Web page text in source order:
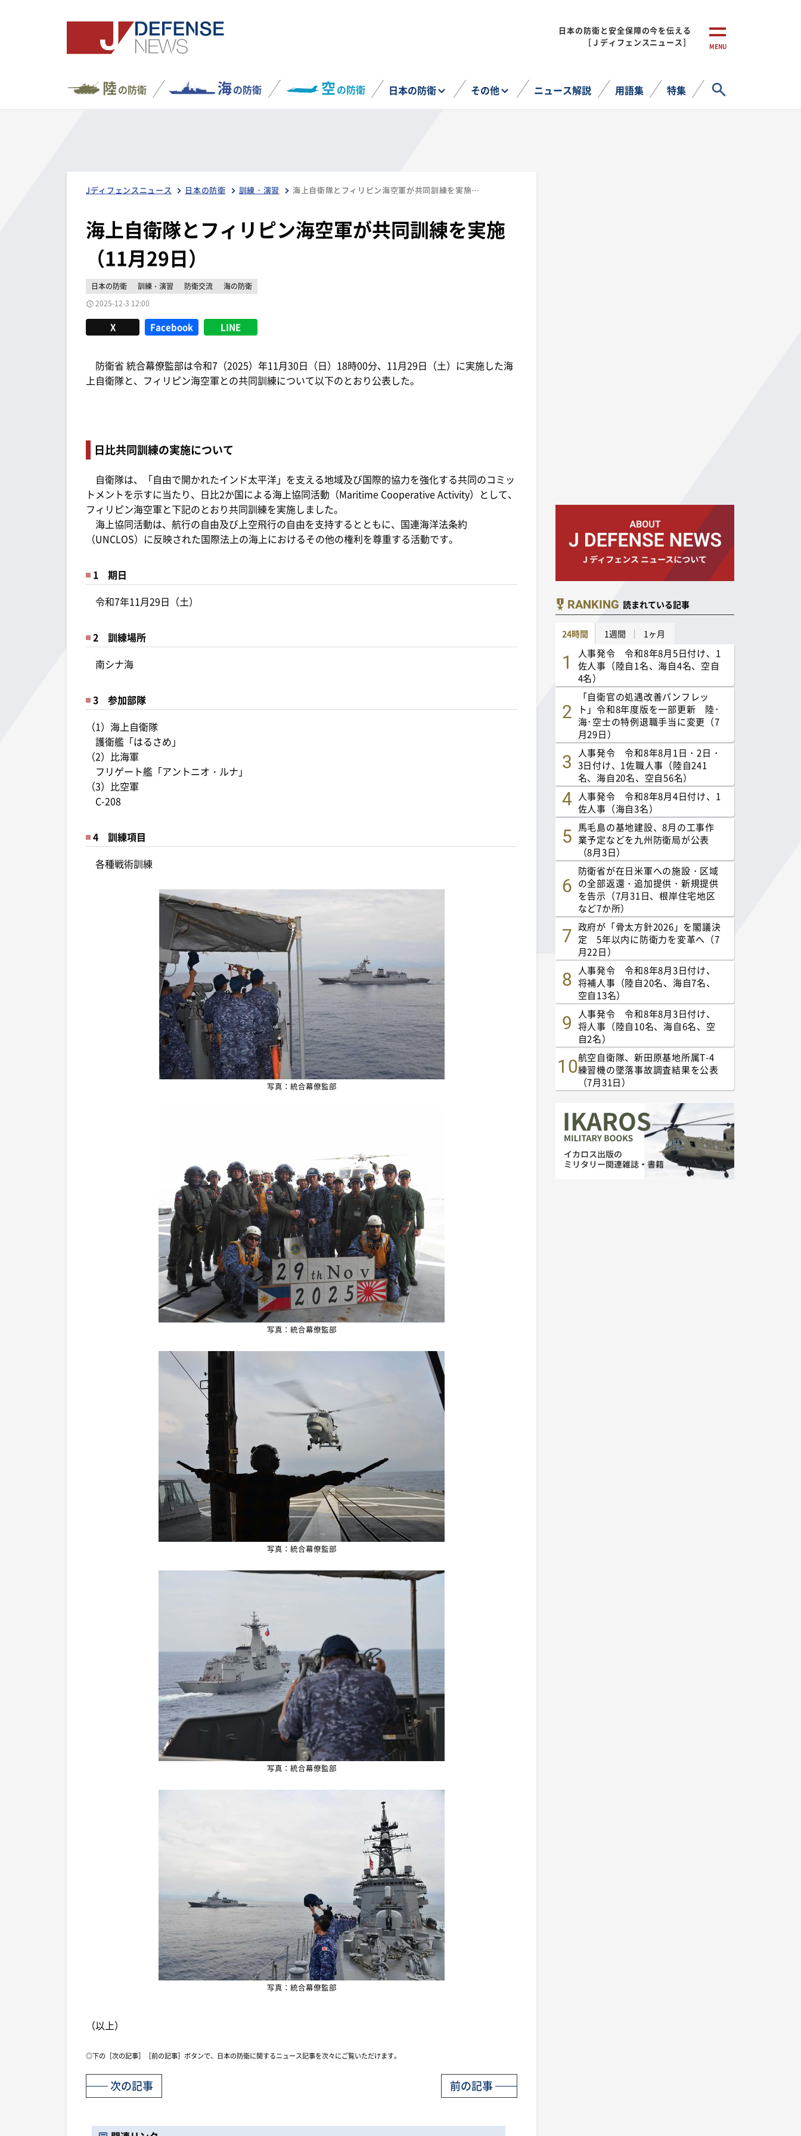
日本の防衛と安全保障の今を伝える
［Ｊディフェンスニュース］
MENU
陸の防衛 海の防衛 空の防衛 日本の防衛 その他 ニュース解説 用語集 特集
Jディフェンスニュース 日本の防衛 訓練・演習 海上自衛隊とフィリピン海空軍が共同訓練を実施（11月29日）
海上自衛隊とフィリピン海空軍が共同訓練を実施
（11月29日）
日本の防衛 訓練・演習 防衛交流
海の防衛
2025-12-3 12:00
X Facebook LINE
防衛省 統合幕僚監部は令和7（2025）年11月30日（日）18時00分、11月29日（土）に実施した海
上自衛隊と、フィリピン海空軍との共同訓練について以下のとおり公表した。
日比共同訓練の実施について
自衛隊は、「自由で開かれたインド太平洋」を支える地域及び国際的協力を強化する共同のコミッ
トメントを示すに当たり、日比2か国による海上協同活動（Maritime Cooperative Activity）として、
フィリピン海空軍と下記のとおり共同訓練を実施しました。
海上協同活動は、航行の自由及び上空飛行の自由を支持するとともに、国連海洋法条約
（UNCLOS）に反映された国際法上の海上におけるその他の権利を尊重する活動です。
1 期日
令和7年11月29日（土）
2 訓練場所
南シナ海
3 参加部隊
（1）海上自衛隊
護衛艦「はるさめ」
（2）比海軍
フリゲート艦「アントニオ・ルナ」
（3）比空軍
C-208
4 訓練項目
各種戦術訓練
写真：統合幕僚監部
写真：統合幕僚監部
写真：統合幕僚監部
写真：統合幕僚監部
写真：統合幕僚監部
（以上）
◎下の［次の記事］［前の記事］ボタンで、日本の防衛に関するニュース記事を次々にご覧いただけます。
前の記事
次の記事
RANKING 読まれている記事
24時間 1週間 1ヶ月
人事発令 令和8年8月5日付け、1
佐人事（陸自1名、海自4名、空自
4名）
「自衛官の処遇改善パンフレッ
ト」令和8年度版を一部更新 陸･
海･空士の特例退職手当に変更（7
月29日）
人事発令 令和8年8月1日・2日・
3日付け、1佐職人事（陸自241
名、海自20名、空自56名）
人事発令 令和8年8月4日付け、1
佐人事（海自3名）
馬毛島の基地建設、8月の工事作
業予定などを九州防衛局が公表
（8月3日）
防衛省が在日米軍への施設・区域
の全部返還・追加提供・新規提供
を告示（7月31日、根岸住宅地区
など7か所）
政府が「骨太方針2026」を閣議決
定 5年以内に防衛力を変革へ（7
月22日）
人事発令 令和8年8月3日付け、
将補人事（陸自20名、海自7名、
空自13名）
人事発令 令和8年8月3日付け、
将人事（陸自10名、海自6名、空
自2名）
航空自衛隊、新田原基地所属T-4
練習機の墜落事故調査結果を公表
（7月31日）